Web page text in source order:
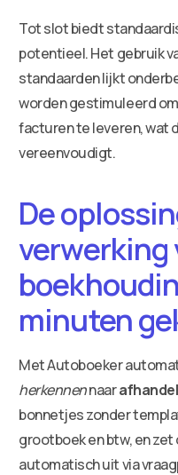
Tot slot biedt
potentieel. Het gebruik
standaarden lijkt
worden gestimuleerd
facturen te leveren, wat
vereenvoudigt.
De
verwerking
minuten
Met Autoboeker
herkennennaar
bonnetjes zonder
grootboek en btw, en
automatisch uit via